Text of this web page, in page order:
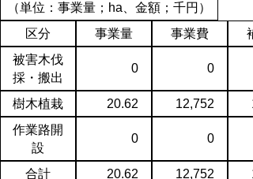
（単位：事業量；ha、金額；千円）
区分
事業量 事業費
被害木伐
採・搬出
0 0
樹木植栽 20.62 12,752
作業路開
設
0 0
合計 20.62 12,752